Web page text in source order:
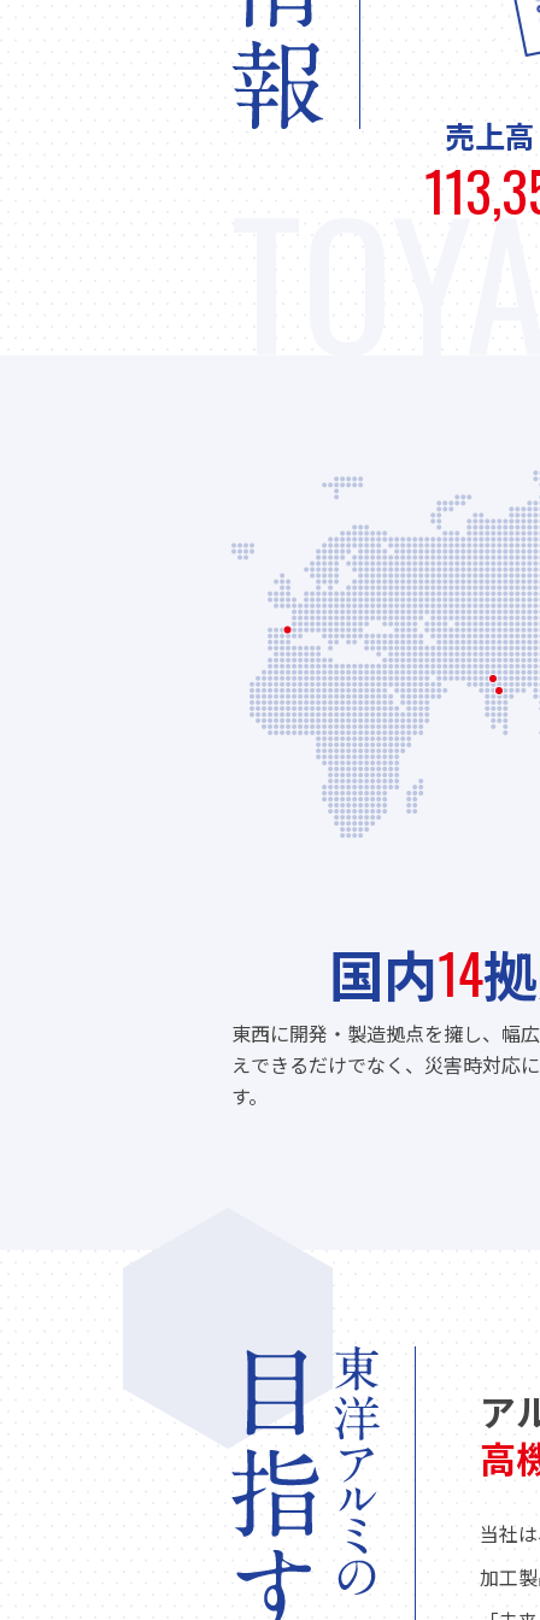
売上高
国内14
東西に開発・製造拠点を擁し、幅
えできるだけでなく、災害時対応
す。
ア
高
当社
加工